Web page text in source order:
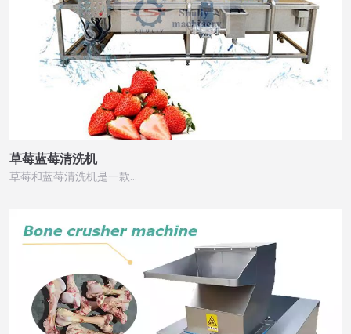
草莓蓝莓清洗机
草莓和蓝莓清洗机是一款…